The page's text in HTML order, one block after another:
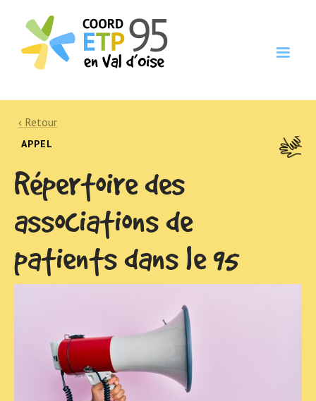
‹ Retour
APPEL
Répertoire des
associations de
patients dans le 95